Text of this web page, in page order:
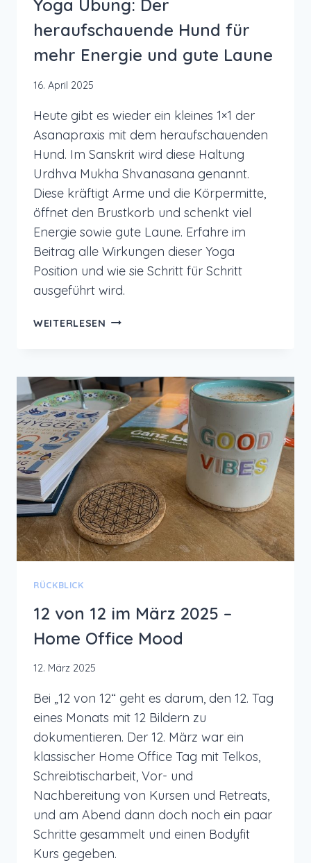
Yoga Übung: Der
heraufschauende Hund für
mehr Energie und gute Laune
16. April 2025
Heute gibt es wieder ein kleines 1×1 der
Asanapraxis mit dem heraufschauenden
Hund. Im Sanskrit wird diese Haltung
Urdhva Mukha Shvanasana genannt.
Diese kräftigt Arme und die Körpermitte,
öffnet den Brustkorb und schenkt viel
Energie sowie gute Laune. Erfahre im
Beitrag alle Wirkungen dieser Yoga
Position und wie sie Schritt für Schritt
ausgeführt wird.
WEITERLESEN YOGA
HUND
FÜR
MEHR
ENERGIE
UND
GUTE
LAUNE
RÜCKBLICK
12 von 12 im März 2025 –
Home Office Mood
12. März 2025
Bei „12 von 12“ geht es darum, den 12. Tag
eines Monats mit 12 Bildern zu
dokumentieren. Der 12. März war ein
klassischer Home Office Tag mit Telkos,
Schreibtischarbeit, Vor- und
Nachbereitung von Kursen und Retreats,
und am Abend dann doch noch ein paar
Schritte gesammelt und einen Bodyfit
Kurs gegeben.